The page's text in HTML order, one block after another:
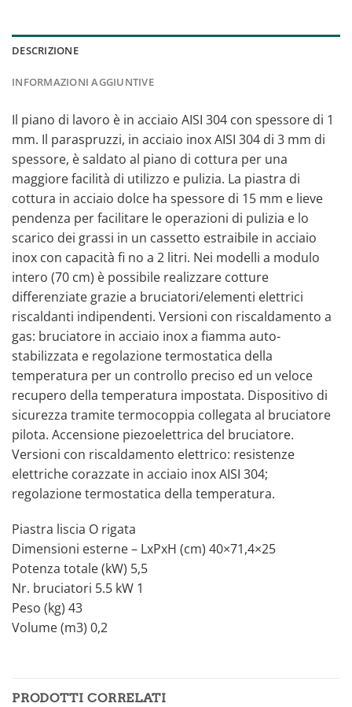
DESCRIZIONE
INFORMAZIONI AGGIUNTIVE
Il piano di lavoro è in acciaio AISI 304 con spessore di 1
mm. Il paraspruzzi, in acciaio inox AISI 304 di 3 mm di
spessore, è saldato al piano di cottura per una
maggiore facilità di utilizzo e pulizia. La piastra di
cottura in acciaio dolce ha spessore di 15 mm e lieve
pendenza per facilitare le operazioni di pulizia e lo
scarico dei grassi in un cassetto estraibile in acciaio
inox con capacità fi no a 2 litri. Nei modelli a modulo
intero (70 cm) è possibile realizzare cotture
differenziate grazie a bruciatori/elementi elettrici
riscaldanti indipendenti. Versioni con riscaldamento a
gas: bruciatore in acciaio inox a fiamma auto-
stabilizzata e regolazione termostatica della
temperatura per un controllo preciso ed un veloce
recupero della temperatura impostata. Dispositivo di
sicurezza tramite termocoppia collegata al bruciatore
pilota. Accensione piezoelettrica del bruciatore.
Versioni con riscaldamento elettrico: resistenze
elettriche corazzate in acciaio inox AISI 304;
regolazione termostatica della temperatura.
Piastra liscia O rigata
Dimensioni esterne – LxPxH (cm) 40×71,4×25
Potenza totale (kW) 5,5
Nr. bruciatori 5.5 kW 1
Peso (kg) 43
Volume (m3) 0,2
PRODOTTI CORRELATI